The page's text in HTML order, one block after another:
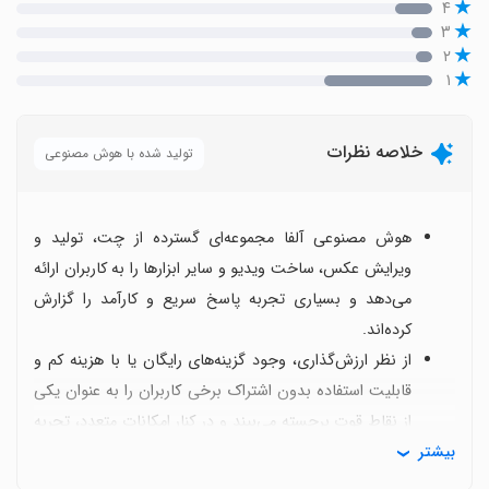
۴
۳
۲
۱
خلاصه نظرات تولید شده با هوش مصنوعی
هوش مصنوعی آلفا مجموعه‌ای گسترده از چت، تولید و
ویرایش عکس، ساخت ویدیو و سایر ابزارها را به کاربران ارائه
می‌دهد و بسیاری تجربه پاسخ سریع و کارآمد را گزارش
کرده‌اند.
از نظر ارزش‌گذاری، وجود گزینه‌های رایگان یا با هزینه کم و
قابلیت استفاده بدون اشتراک برخی کاربران را به عنوان یکی
از نقاط قوت برجسته می‌بیند و در کنار امکانات متعدد، تجربه
مطلوبی می‌سازد. بیشتر